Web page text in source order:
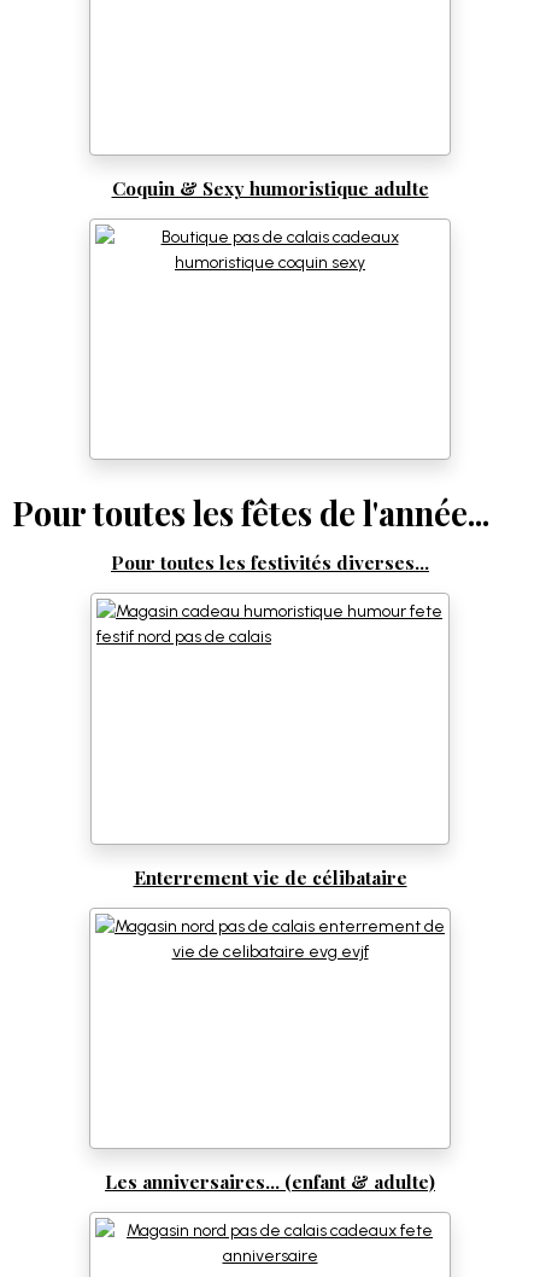
Coquin & Sexy humoristique adulte
Pour toutes les fêtes de l'année...
Pour toutes les festivités diverses...
Enterrement vie de célibataire
Les anniversaires... (enfant & adulte)